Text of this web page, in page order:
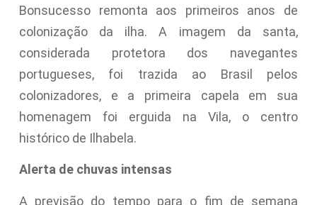
Bonsucesso remonta aos primeiros anos de
colonização da ilha. A imagem da santa,
considerada protetora dos navegantes
portugueses, foi trazida ao Brasil pelos
colonizadores, e a primeira capela em sua
homenagem foi erguida na Vila, o centro
histórico de Ilhabela.
Alerta de chuvas intensas
A previsão do tempo para o fim de semana